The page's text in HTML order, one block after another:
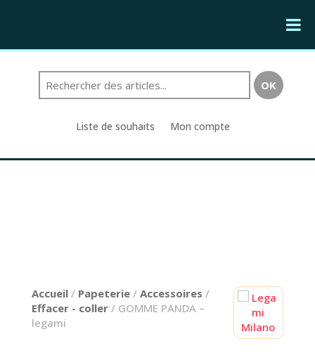
Liste de souhaits Mon compte
Accueil/ Papeterie/ Accessoires /
Effacer - coller/ GOMME PANDA –
legami